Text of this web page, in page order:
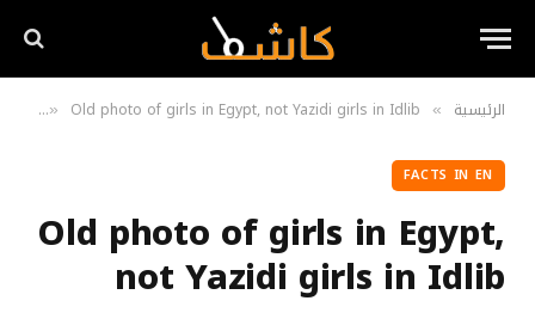
الرئيسية »
» Old photo of girls in Egypt, not Yazidi girls in Idlib
FACTS IN EN
Old photo of girls in Egypt,
not Yazidi girls in Idlib